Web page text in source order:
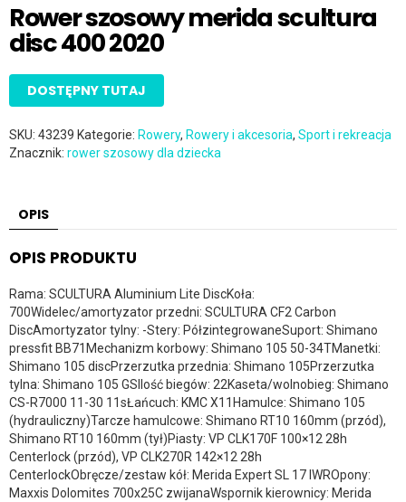
Rower szosowy merida scultura
disc 400 2020
DOSTĘPNY TUTAJ
SKU: 43239 Kategorie: Rowery, Rowery i akcesoria, Sport i rekreacja
Znacznik: rower szosowy dla dziecka
OPIS
OPIS PRODUKTU
Rama: SCULTURA Aluminium Lite DiscKoła:
700Widelec/amortyzator przedni: SCULTURA CF2 Carbon
DiscAmortyzator tylny: -Stery: PółzintegrowaneSuport: Shimano
pressfit BB71Mechanizm korbowy: Shimano 105 50-34TManetki:
Shimano 105 discPrzerzutka przednia: Shimano 105Przerzutka
tylna: Shimano 105 GSIlość biegów: 22Kaseta/wolnobieg: Shimano
CS-R7000 11-30 11sŁańcuch: KMC X11Hamulce: Shimano 105
(hydrauliczny)Tarcze hamulcowe: Shimano RT10 160mm (przód),
Shimano RT10 160mm (tył)Piasty: VP CLK170F 100×12 28h
Centerlock (przód), VP CLK270R 142×12 28h
CenterlockObręcze/zestaw kół: Merida Expert SL 17 IWROpony:
Maxxis Dolomites 700x25C zwijanaWspornik kierownicy: Merida